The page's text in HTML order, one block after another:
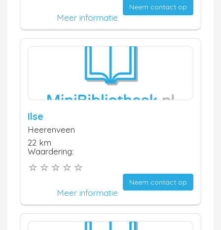
Neem contact op
Meer informatie
Ilse
Heerenveen
22 km
Waardering:
Neem contact op
Meer informatie